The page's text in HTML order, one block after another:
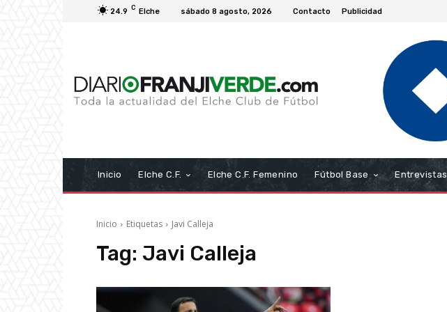
24.9 C Elche sábado 8 agosto, 2026 Contacto Publicidad
Inicio Elche C.F. Elche C.F. Femenino Fútbol Base Entrevistas
Inicio Etiquetas Javi Calleja
Tag: Javi Calleja